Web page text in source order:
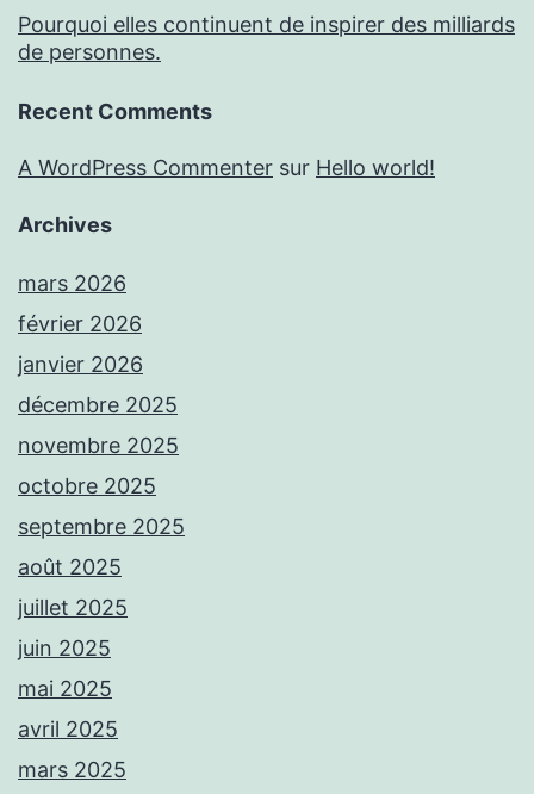
Pourquoi elles continuent de inspirer des milliards
de personnes.
Recent Comments
A WordPress Commenter sur Hello world!
Archives
mars 2026
février 2026
janvier 2026
décembre 2025
novembre 2025
octobre 2025
septembre 2025
août 2025
juillet 2025
juin 2025
mai 2025
avril 2025
mars 2025